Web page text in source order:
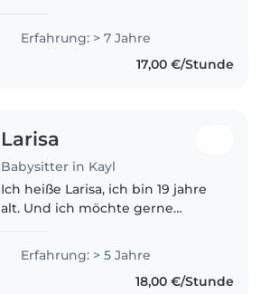
uma menina linda. Tenho 58
anos mas apesar de tudo, ainda
Erfahrung: > 7 Jahre
17,00 €/Stunde
Larisa
Babysitter in Kayl
Ich heiße Larisa, ich bin 19 jahre
alt. Und ich möchte gerne
suchen wo ich in meiner freizeit
machen kann und weil ich mich
gut damit auskennen wie man..
Erfahrung: > 5 Jahre
18,00 €/Stunde